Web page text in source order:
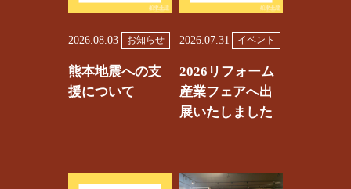
2026.08.03 お知らせ
熊本地震への支
援について
2026.07.31 イベント
2026リフォーム
産業フェアへ出
展いたしました